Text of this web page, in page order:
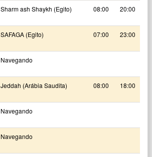
Sharm ash Shaykh (Egito) 08:00 20:00
SAFAGA (Egito) 07:00 23:00
Navegando
Jeddah (Arábia Saudita) 08:00 18:00
Navegando
Navegando